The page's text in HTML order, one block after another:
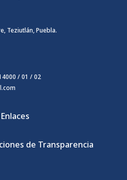
Teziutlán, Puebla.
/ 01 / 02
Enlaces
de Transparencia